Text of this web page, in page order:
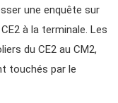
une enquête sur
à la terminale. Les
du CE2 au CM2,
touchés par le